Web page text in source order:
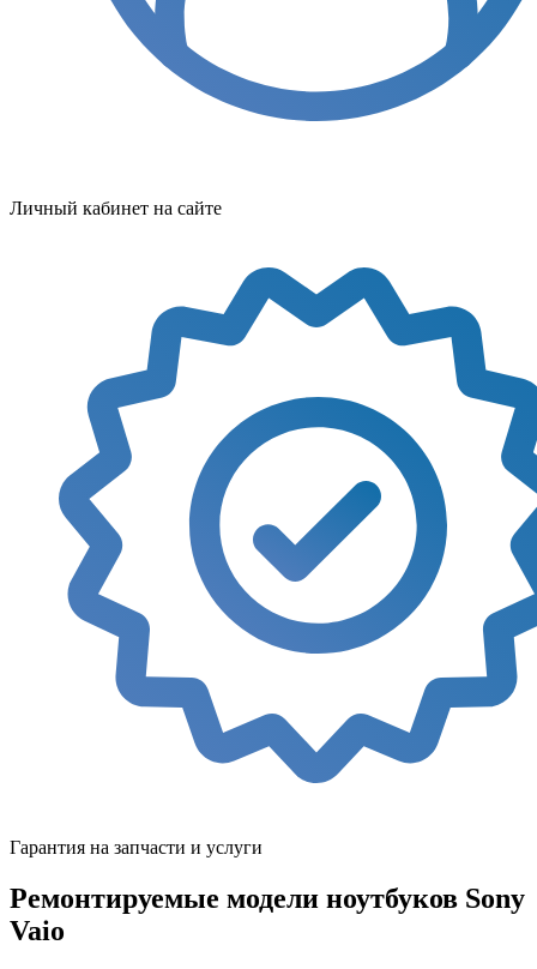
Личный кабинет на сайте
Гарантия на запчасти и услуги
Ремонтируемые модели ноутбуков Sony
Vaio